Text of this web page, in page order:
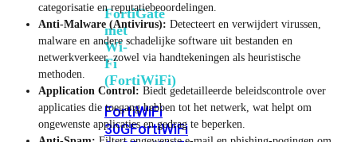
FortiGate
met
Wi-
Fi
(FortiWiFi)
FortiWiFi
30GFortiWiFi
categorisatie en reputatiebeoordelingen.
Anti-Malware (Antivirus): Detecteert en verwijdert virussen,
malware en andere schadelijke software uit bestanden en
netwerkverkeer, zowel via handtekeningen als heuristische
methoden.
Application Control: Biedt gedetailleerde beleidscontrole over
applicaties die toegang hebben tot het netwerk, wat helpt om
ongewenste applicaties en gedrag te beperken.